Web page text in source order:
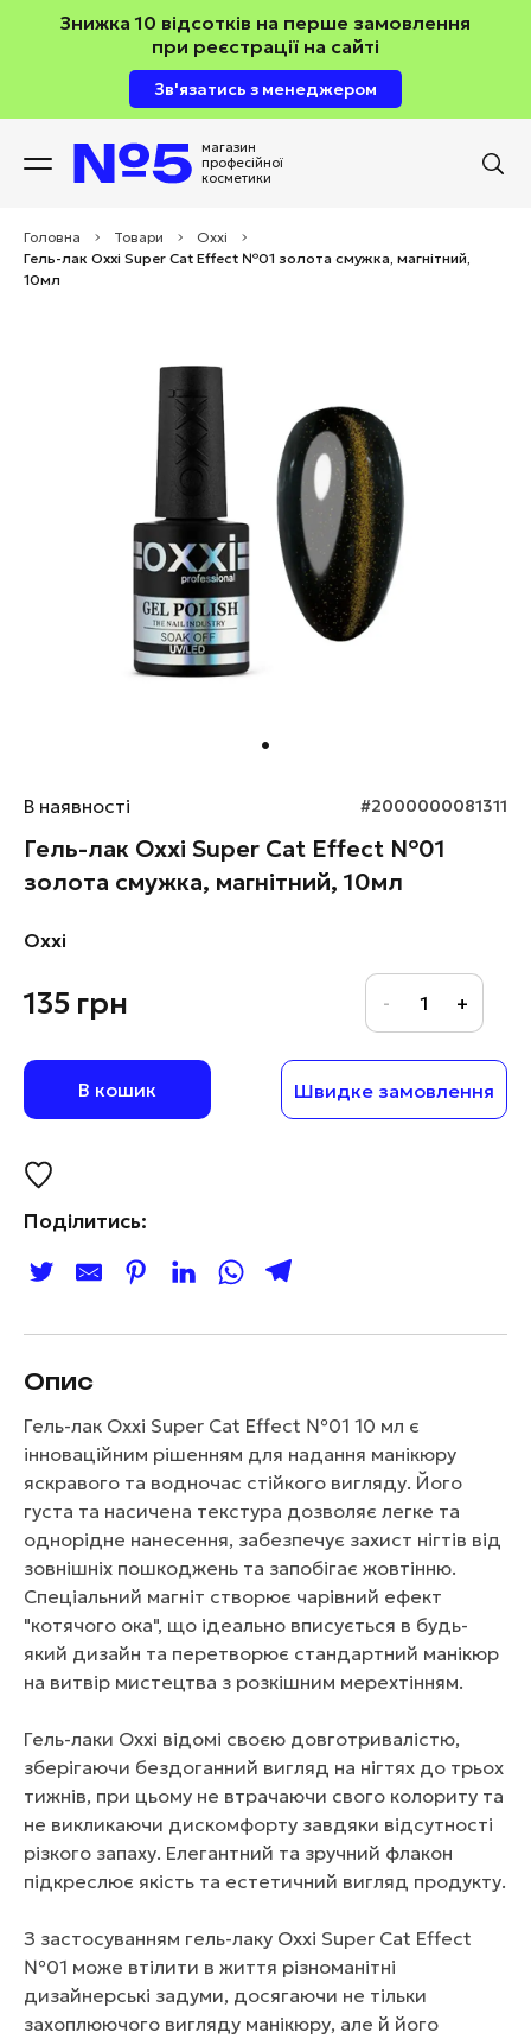
Знижка 10 відсотків на перше замовлення
при реєстрації на сайті
Зв'язатись з менеджером
магазин
професійної
косметики
Головна > Товари > Oxxi
>
Гель-лак Oxxi Super Cat Effect №01 золота смужка, магнітний,
10мл
В наявності #2000000081311
Гель-лак Oxxi Super Cat Effect №01
золота смужка, магнітний, 10мл
Oxxi
135 грн
В кошик Швидке замовлення
Поділитись:
Опис
Гель-лак Oxxi Super Cat Effect №01 10 мл є
інноваційним рішенням для надання манікюру
яскравого та водночас стійкого вигляду. Його
густа та насичена текстура дозволяє легке та
однорідне нанесення, забезпечує захист нігтів від
зовнішніх пошкоджень та запобігає жовтінню.
Спеціальний магніт створює чарівний ефект
"котячого ока", що ідеально вписується в будь-
який дизайн та перетворює стандартний манікюр
на витвір мистецтва з розкішним мерехтінням.
Гель-лаки Oxxi відомі своєю довготривалістю,
зберігаючи бездоганний вигляд на нігтях до трьох
тижнів, при цьому не втрачаючи свого колориту та
не викликаючи дискомфорту завдяки відсутності
різкого запаху. Елегантний та зручний флакон
підкреслює якість та естетичний вигляд продукту.
З застосуванням гель-лаку Oxxi Super Cat Effect
№01 може втілити в життя різноманітні
дизайнерські задуми, досягаючи не тільки
захоплюючого вигляду манікюру, але й його